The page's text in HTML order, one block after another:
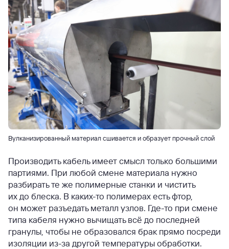
Вулканизированный материал сшивается и образует прочный слой
Производить кабель имеет смысл только большими
партиями. При любой смене материала нужно
разбирать те же полимерные станки и чистить
их до блеска. В каких-то полимерах есть фтор,
он может разъедать металл узлов. Где-то при смене
типа кабеля нужно вычищать всё до последней
гранулы, чтобы не образовался брак прямо посреди
изоляции из-за другой температуры обработки.